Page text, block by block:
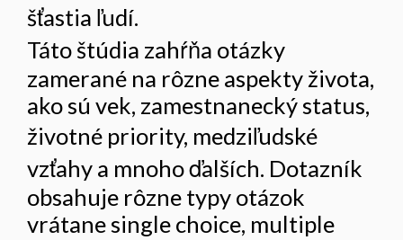
šťastia ľudí.
Táto štúdia zahŕňa otázky
zamerané na rôzne aspekty života,
ako sú vek, zamestnanecký status,
životné priority, medziľudské
vzťahy a mnoho ďalších. Dotazník
obsahuje rôzne typy otázok
vrátane single choice, multiple